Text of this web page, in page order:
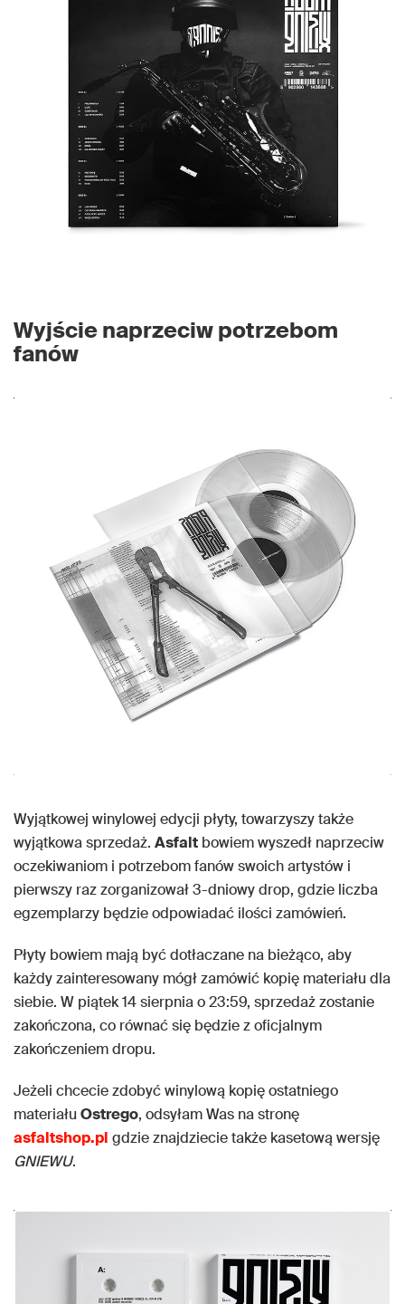
Wyjście naprzeciw potrzebom
fanów
Wyjątkowej winylowej edycji płyty, towarzyszy także
wyjątkowa sprzedaż. Asfalt bowiem wyszedł naprzeciw
oczekiwaniom i potrzebom fanów swoich artystów i
pierwszy raz zorganizował 3-dniowy drop, gdzie liczba
egzemplarzy będzie odpowiadać ilości zamówień.
Płyty bowiem mają być dotłaczane na bieżąco, aby
każdy zainteresowany mógł zamówić kopię materiału dla
siebie. W piątek 14 sierpnia o 23:59, sprzedaż zostanie
zakończona, co równać się będzie z oficjalnym
zakończeniem dropu.
Jeżeli chcecie zdobyć winylową kopię ostatniego
materiału Ostrego, odsyłam Was na stronę
asfaltshop.pl gdzie znajdziecie także kasetową wersję
GNIEWU.